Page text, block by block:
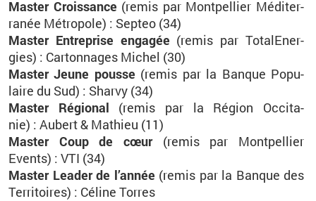
Mas­ter Crois­sance (remis par Mont­pel­lier Mé­di­ter­
ra­née Mé­tro­pole) : Sep­teo (34)
Mas­ter En­tre­prise en­ga­gée (remis parTo­ta­lE­ner­
gies) : Car­ton­nages Mi­chel (30)
Mas­ter Jeune pousse (remis parla Banque Po­pu­
laire du Sud) : Sharvy (34)
Mas­ter Ré­gio­nal
(remis par la Ré­gion Oc­ci­ta­
nie) : Au­bert& Ma­thieu (11)
Mas­ter Coup de cœur
(remis par Mont­pel­lier
Events) : VTI (34)
Mas­ter Lea­der de l’an­née (remis parla Banque des
Ter­ri­toires) : Cé­line Torres